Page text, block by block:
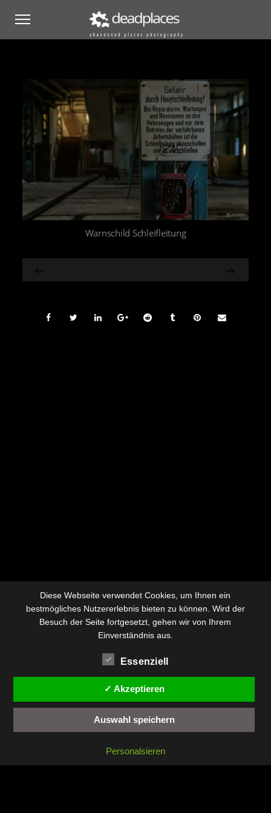
Warnschild Schleifleitung
Diese Webseite verwendet Cookies, um Ihnen ein
bestmögliches Nutzererlebnis bieten zu können. Wird der
Besuch der Seite fortgesetzt, gehen wir von Ihrem
Einverständnis aus.
Essenziell
✓ Akzeptieren
Auswahl speichern
Personalsieren